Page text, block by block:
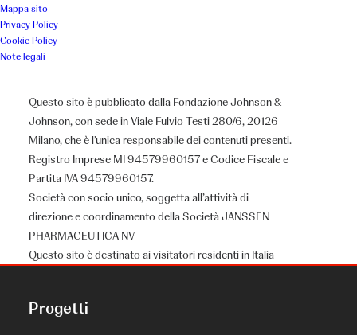
Mappa sito
Privacy Policy
Cookie Policy
Note legali
Questo sito è pubblicato dalla Fondazione Johnson &
Johnson, con sede in Viale Fulvio Testi 280/6, 20126
Milano, che è l’unica responsabile dei contenuti presenti.
Registro Imprese MI 94579960157 e Codice Fiscale e
Partita IVA 94579960157.
Società con socio unico, soggetta all’attività di
direzione e coordinamento della Società JANSSEN
PHARMACEUTICA NV
Questo sito è destinato ai visitatori residenti in Italia
Chi siamo
Il Gruppo J&J
Il Nostro Credo
Community Impact
Progetti